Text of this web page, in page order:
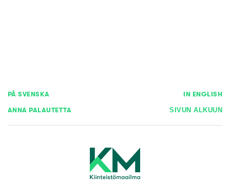
PÅ SVENSKA IN ENGLISH
ANNA PALAUTETTA SIVUN ALKUUN